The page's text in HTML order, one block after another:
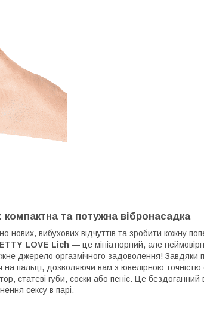
компактна та потужна вібронасадка
вибухових відчуттів та зробити кожну
LOVE Lich — це мініатюрний, але
джерело оргазмічного задоволення! Завдяки
на пальці, дозволяючи вам з ювелірною точністю
статеві губи, соски або пеніс. Це бездоганний
сексу в парі.